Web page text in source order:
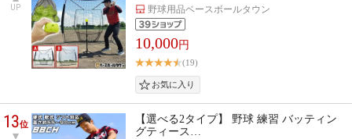
UP 野球用品ベースボールタウン
10,000円
(19)
13位
【選べる2タイプ】 野球 練習 バッティン
グティース…